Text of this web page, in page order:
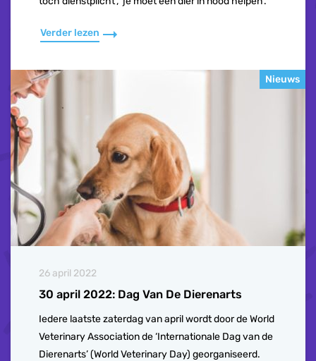
Verder lezen
Nieuws
26 april 2022
30 april 2022: Dag Van De Dierenarts
Iedere laatste zaterdag van april wordt door de World
Veterinary Association de ‘Internationale Dag van de
Dierenarts’ (World Veterinary Day) georganiseerd.